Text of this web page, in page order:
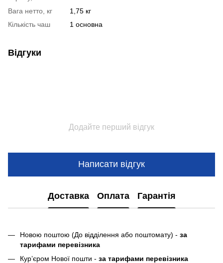
Вага нетто, кг
1,75 кг
Кількість чаш
1 основна
Відгуки
Додайте перший відгук
Написати відгук
Доставка Оплата Гарантія
Новою поштою (До відділення або поштомату) - за
тарифами перевізника
Кур’єром Нової пошти - за тарифами перевізника